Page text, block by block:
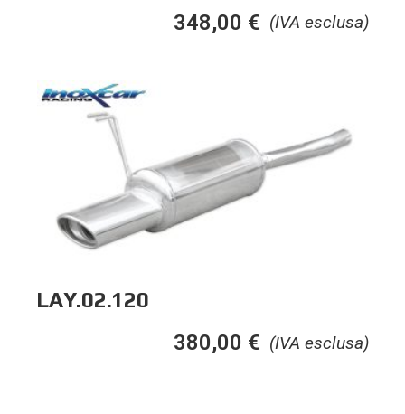
(IVA esclusa)
348,00 €
LAY.02.120
(IVA esclusa)
380,00 €